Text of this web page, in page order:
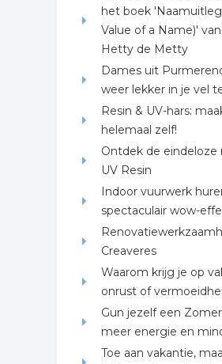
het boek
Value of a Name)'
Hetty de Metty
Dames uit
weer lekker in je vel
Resin & UV-hars:
helemaal zelf!
Ontdek de eindeloze
UV Resin
Indoor vuurwerk
spectaculair wow-
Creaveres
Waarom krijg je op
onrust of
Gun jezelf een
meer energie en
Toe aan vakantie,